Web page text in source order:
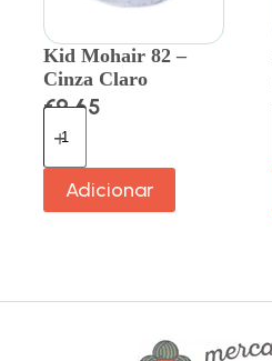
Kid Mohair 82 –
Cinza Claro
€9.65
Adicionar